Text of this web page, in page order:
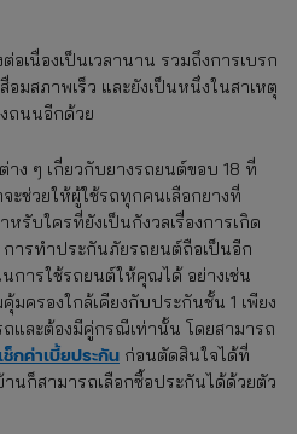
องเป็นเวลานาน รวมถึงการเบรก
มสภาพเร็ว และยังเป็นหนึ่งในสาเหตุ
ถนนอีกด้วย
ๆ เกี่ยวกับยางรถยนต์ขอบ 18 ที่
ะช่วยให้ผู้ใช้รถทุกคนเลือกยางที่
หรับใครที่ยังเป็นกังวลเรื่องการเกิด
ารทำประกันภัยรถยนต์ถือเป็นอีก
การใช้รถยนต์ให้คุณได้ อย่างเช่น
มครองใกล้เคียงกับประกันชั้น 1 เพียง
และต้องมีคู่กรณีเท่านั้น โดยสามารถ
เช็กค่าเบี้ยประกัน ก่อนตัดสินใจได้ที่
นก็สามารถเลือกซื้อประกันได้ด้วยตัว